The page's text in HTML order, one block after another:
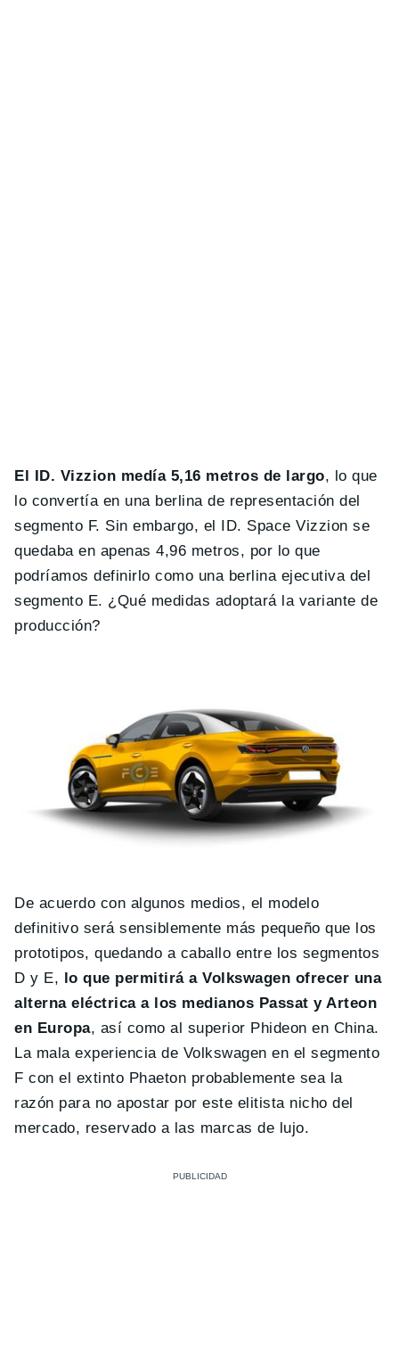
El ID. Vizzion medía 5,16 metros de largo, lo que
lo convertía en una berlina de representación del
segmento F. Sin embargo, el ID. Space Vizzion se
quedaba en apenas 4,96 metros, por lo que
podríamos definirlo como una berlina ejecutiva del
segmento E. ¿Qué medidas adoptará la variante de
producción?
De acuerdo con algunos medios, el modelo
definitivo será sensiblemente más pequeño que los
prototipos, quedando a caballo entre los segmentos
D y E,
lo que permitirá a Volkswagen ofrecer una
alterna eléctrica a los medianos Passat y Arteon
en Europa, así como al superior Phideon en China.
La mala experiencia de Volkswagen en el segmento
F con el extinto Phaeton probablemente sea la
razón para no apostar por este elitista nicho del
mercado, reservado a las marcas de lujo.